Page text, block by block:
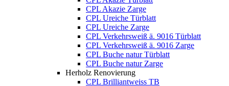
CPL Akazie Zarge
CPL Ureiche Türblatt
CPL Ureiche Zarge
CPL Verkehrsweiß ä. 9016 Türblatt
CPL Verkehrsweiß ä. 9016 Zarge
CPL Buche natur Türblatt
CPL Buche natur Zarge
Herholz Renovierung
CPL Brilliantweiss TB